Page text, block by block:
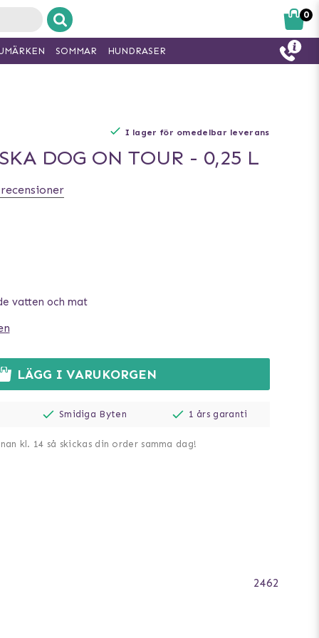
I lager för omedelbar leverans
DOG ON TOUR - 0,25 L
vatten och mat
LÄGG I VARUKORGEN
Smidiga Byten 1 års garanti
kl. 14 så skickas din order samma dag!
2462
0
SOMMAR HUNDRASER